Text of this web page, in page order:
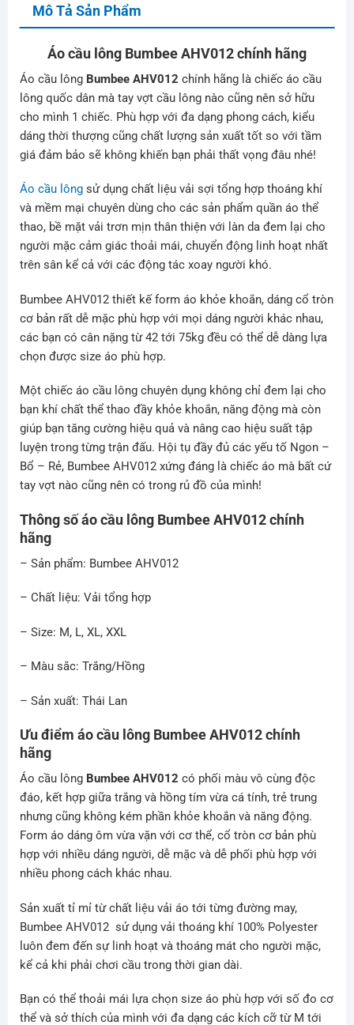
Mô Tả Sản Phẩm
Áo cầu lông Bumbee AHV012 chính hãng
Áo cầu lông Bumbee AHV012 chính hãng là chiếc áo cầu
lông quốc dân mà tay vợt cầu lông nào cũng nên sở hữu
cho mình 1 chiếc. Phù hợp với đa dạng phong cách, kiểu
dáng thời thượng cũng chất lượng sản xuất tốt so với tầm
giá đảm bảo sẽ không khiến bạn phải thất vọng đâu nhé!
Áo cầu lôngsử dụng chất liệu vải sợi tổng hợp thoáng khí
và mềm mại chuyên dùng cho các sản phẩm quần áo thể
thao, bề mặt vải trơn mịn thân thiện với làn da đem lại cho
người mặc cảm giác thoải mái, chuyển động linh hoạt nhất
trên sân kể cả với các động tác xoay người khó.
Bumbee AHV012 thiết kế form áo khỏe khoắn, dáng cổ tròn
cơ bản rất dễ mặc phù hợp với mọi dáng người khác nhau,
các bạn có cân nặng từ 42 tới 75kg đều có thể dễ dàng lựa
chọn được size áo phù hợp.
Một chiếc áo cầu lông chuyên dụng không chỉ đem lại cho
bạn khí chất thể thao đầy khỏe khoắn, năng động mà còn
giúp bạn tăng cường hiệu quả và nâng cao hiệu suất tập
luyện trong từng trận đấu. Hội tụ đầy đủ các yếu tố Ngon –
Bổ – Rẻ, Bumbee AHV012 xứng đáng là chiếc áo mà bất cứ
tay vợt nào cũng nên có trong rủ đồ của mình!
Thông số áo cầu lông Bumbee AHV012 chính
hãng
– Sản phẩm: Bumbee AHV012
– Chất liệu: Vải tổng hợp
– Size: M, L, XL, XXL
– Màu sắc: Trắng/Hồng
– Sản xuất: Thái Lan
Ưu điểm áo cầu lông Bumbee AHV012 chính
hãng
Áo cầu lôngBumbee AHV012 có phối màu vô cùng độc
đáo, kết hợp giữa trắng và hồng tím vừa cá tính, trẻ trung
nhưng cũng không kém phần khỏe khoắn và năng động.
Form áo dáng ôm vừa vặn với cơ thể, cổ tròn cơ bản phù
hợp với nhiều dáng người, dễ mặc và dễ phối phù hợp với
nhiều phong cách khác nhau.
Sản xuất tỉ mỉ từ chất liệu vải áo tới từng đường may,
Bumbee AHV012 sử dụng vải thoáng khí 100% Polyester
luôn đem đến sự linh hoạt và thoáng mát cho người mặc,
kể cả khi phải chơi cầu trong thời gian dài.
Bạn có thể thoải mái lựa chọn size áo phù hợp với số đo cơ
thể và sở thích của mình với đa dạng các kích cỡ từ M tới